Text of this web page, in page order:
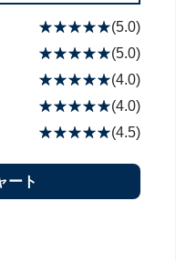
☆☆☆☆☆
★★★★★(5.0)
☆☆☆☆☆
★★★★★(5.0)
☆☆☆☆☆
★★★★★(4.0)
☆☆☆☆☆
★★★★★(4.0)
☆☆☆☆☆
★★★★★(4.5)
ート